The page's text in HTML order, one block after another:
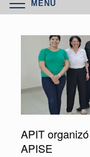
MENÚ
APIT
APISE